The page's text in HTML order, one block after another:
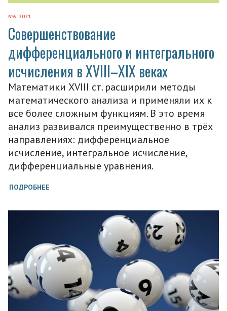
№6, 2021
Совершенствование
дифференциального и интегрального
исчисления в XVIII–XIX веках
Математики XVIII ст. расширили методы
математического анализа и применяли их к
всё более сложным функциям. В это время
анализ развивался преимущественно в трёх
направлениях: дифференциальное
исчисление, интегральное исчисление,
дифференциальные уравнения.
ПОДРОБНЕЕ